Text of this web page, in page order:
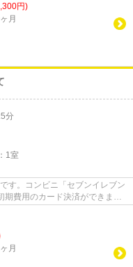
円)
月
分
1室
す。コンビニ「セブンイレブン
費用のカード決済ができま
月